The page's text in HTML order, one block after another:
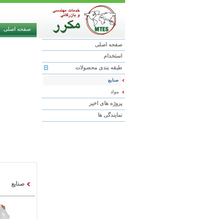
صفحه اصلی
صفحه اصلی
استخدام
طبقه بندی محصولات
صنایع
مواد
پروژه های اخیر
نمایندگی ها
صنایع